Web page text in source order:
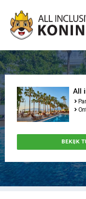
naar
inhoud
All
BEKIJK